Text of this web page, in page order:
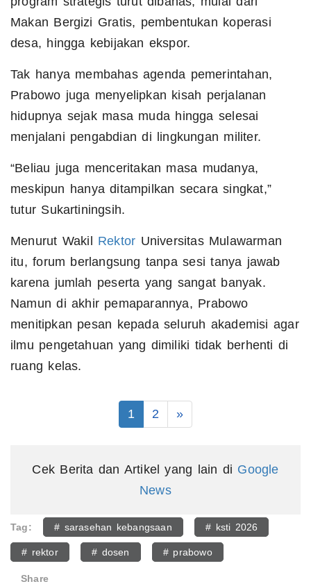
Makan Bergizi Gratis, pembentukan koperasi
desa, hingga kebijakan ekspor.
Tak hanya membahas agenda pemerintahan,
Prabowo juga menyelipkan kisah perjalanan
hidupnya sejak masa muda hingga selesai
menjalani pengabdian di lingkungan militer.
“Beliau juga menceritakan masa mudanya,
meskipun hanya ditampilkan secara singkat,”
tutur Sukartiningsih.
Menurut Wakil Rektor Universitas Mulawarman
itu, forum berlangsung tanpa sesi tanya jawab
karena jumlah peserta yang sangat banyak.
Namun di akhir pemaparannya, Prabowo
menitipkan pesan kepada seluruh akademisi agar
ilmu pengetahuan yang dimiliki tidak berhenti di
ruang kelas.
1 2 »
Cek Berita dan Artikel yang lain di Google
News
Tag: # sarasehan kebangsaan # ksti 2026
# rektor # dosen # prabowo
Share